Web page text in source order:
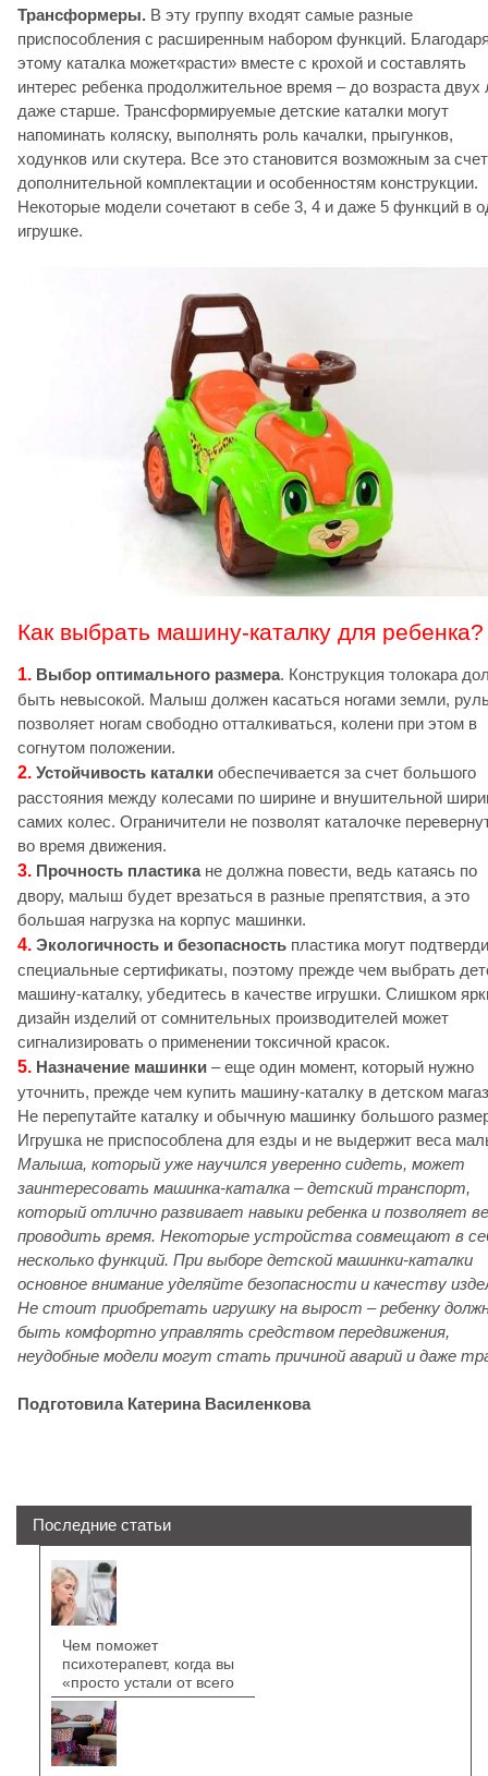
Трансформеры. В эту группу входят самые разные
приспособления с расширенным набором функций.
этому каталка может«расти» вместе с крохой и составлять
интерес ребенка продолжительное время – до возраста двух
даже старше. Трансформируемые детские каталки могут
напоминать коляску, выполнять роль качалки, прыгунков,
ходунков или скутера. Все это становится возможным за счет
дополнительной комплектации и особенностям конструкции.
Некоторые модели сочетают в себе 3, 4 и даже 5 функций в
игрушке.
Как выбрать машину-каталку для ребенка?
1. Выбор оптимального размера. Конструкция толокара
быть невысокой. Малыш должен касаться ногами земли,
позволяет ногам свободно отталкиваться, колени при этом в
согнутом положении.
2. Устойчивость каталки обеспечивается за счет большого
расстояния между колесами по ширине и внушительной
самих колес. Ограничители не позволят каталочке
во время движения.
3. Прочность пластикане должна повести, ведь катаясь по
двору, малыш будет врезаться в разные препятствия, а это
большая нагрузка на корпус машинки.
4. Экологичность и безопасность пластика могут
специальные сертификаты, поэтому прежде чем выбрать
машину-каталку, убедитесь в качестве игрушки. Слишком
дизайн изделий от сомнительных производителей может
сигнализировать о применении токсичной красок.
5. Назначение машинки – еще один момент, который нужно
уточнить, прежде чем купить машину-каталку в детском
Не перепутайте каталку и обычную машинку большого
Игрушка не приспособлена для езды и не выдержит веса
Малыша, который уже научился уверенно сидеть, может
заинтересовать машинка-каталка – детский транспорт,
который отлично развивает навыки ребенка и позволяет
проводить время. Некоторые устройства совмещают в
несколько функций. При выборе детской машинки-каталки
основное внимание уделяйте безопасности и качеству
Не стоит приобретать игрушку на вырост – ребенку
быть комфортно управлять средством передвижения,
неудобные модели могут стать причиной аварий и даже
Подготовила Катерина Василенкова
Последние статьи
Чем поможет
психотерапевт, когда вы
«просто устали от всего